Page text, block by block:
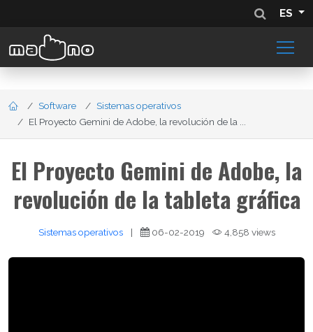
ES
Software
Sistemas operativos
El Proyecto Gemini de Adobe, la revolución de la ...
El Proyecto Gemini de Adobe, la
revolución de la tableta gráfica
Sistemas operativos | 06-02-2019 4,858 views